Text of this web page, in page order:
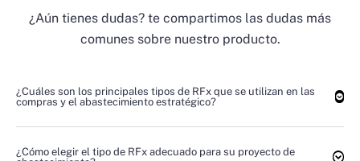
¿Aún tienes dudas? te compartimos las dudas más
comunes sobre nuestro producto.
¿Cuáles son los principales tipos de RFx que se utilizan en las
compras y el abastecimiento estratégico?
¿Cómo elegir el tipo de RFx adecuado para su proyecto de